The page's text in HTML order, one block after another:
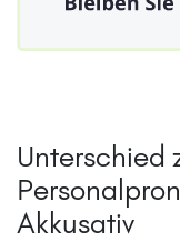
Unterschied
Akkusativ